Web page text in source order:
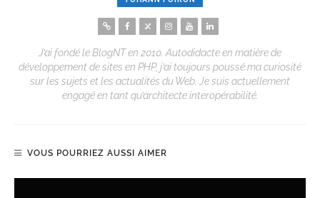
J’ai fondé le BlogNT en 2010. Autodidacte en matière de
développement de sites en PHP, j’ai toujours poussé ma curiosité
sur les sujets et les actualités du Web. Je suis actuellement
engagé en tant qu’architecte interopérabilité.
VOUS POURRIEZ AUSSI AIMER